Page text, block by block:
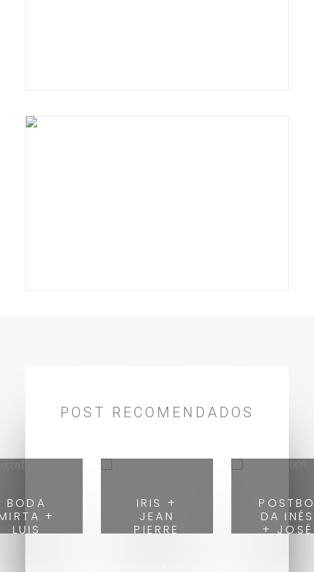
POST RECOMENDADOS
BODA
+
LUIS
IRIS +
JEAN
PIERRE
DA INÉS
+ JOSÉ